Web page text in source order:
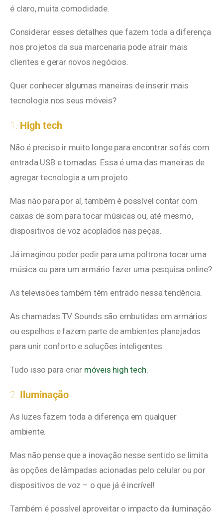
é claro, muita comodidade.
Considerar esses detalhes que fazem toda a diferença
nos projetos da sua marcenaria pode atrair mais
clientes e gerar novos negócios.
Quer conhecer algumas maneiras de inserir mais
tecnologia nos seus móveis?
1. High tech
Não é preciso ir muito longe para encontrar sofás com
entrada USB e tomadas. Essa é uma das maneiras de
agregar tecnologia a um projeto.
Mas não para por aí, também é possível contar com
caixas de som para tocar músicas ou, até mesmo,
dispositivos de voz acoplados nas peças.
Já imaginou poder pedir para uma poltrona tocar uma
música ou para um armário fazer uma pesquisa online?
As televisões também têm entrado nessa tendência.
As chamadas TV Sounds são embutidas em armários
ou espelhos e fazem parte de ambientes planejados
para unir conforto e soluções inteligentes.
Tudo isso para criar móveis high tech
2. Iluminação
As luzes fazem toda a diferença em qualquer
ambiente.
Mas não pense que a inovação nesse sentido se limita
às opções de lâmpadas acionadas pelo celular ou por
dispositivos de voz – o que já é incrível!
Também é possível aproveitar o impacto da iluminação